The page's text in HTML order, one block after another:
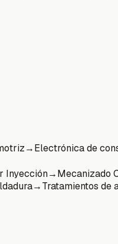
→Electrónica de
Inyección→Mecanizado
→Tratamientos de